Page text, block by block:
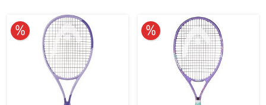
10% reduziert 10% reduziert